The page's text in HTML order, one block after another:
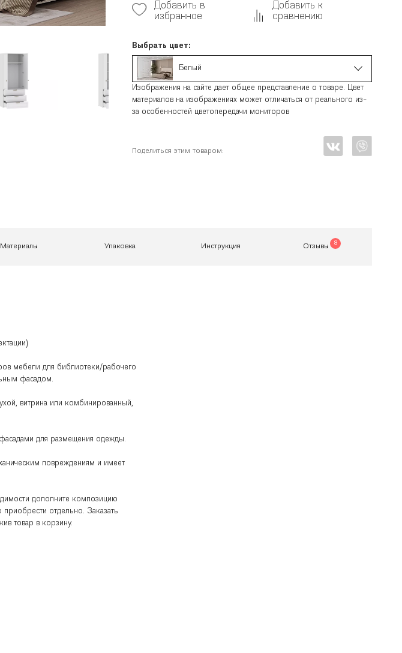
Добавить в
избранное
Добавить к
сравнению
Выбрать цвет:
Белый
Изображения на сайте дает общее представление о товаре. Цвет
материалов на изображениях может отличаться от реального из-
за особенностей цветопередачи мониторов
Поделиться этим товаром:
Материалы Упаковка Инструкция Отзывы 8
мебели для библиотеки/рабочего
фасадом.
витрина или комбинированный,
для размещения одежды.
повреждениям и имеет
дополните композицию
отдельно. Заказать
товар в корзину.